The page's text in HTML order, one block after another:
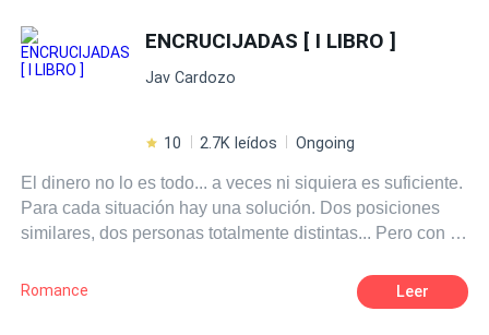
Esclavo/a ENCRUCIJADAS [ I LIBRO ]
Jav Cardozo
10 2.7K leídos Ongoing
El dinero no lo es todo... a veces ni siquiera es suficiente.
Para cada situación hay una solución. Dos posiciones
similares, dos personas totalmente distintas... Pero con el
Romance Leer